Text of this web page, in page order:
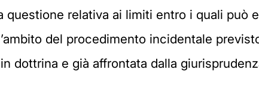
questione relativa ai limiti entro i quali può
del procedimento incidentale
dottrina e già affrontata dalla